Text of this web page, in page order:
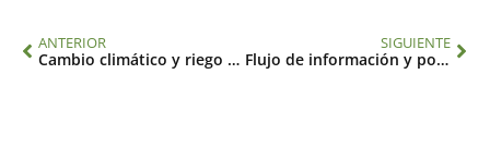
ANTERIOR
Cambio climático y riego en la agricultura: hacia una mejor comprensión de las fuerzas motoras y las retroacciones entre los tomadores de decisiones y el ambiente biofísico y sus impactos en el ciclo hidrológico y el uso de la tierra (SGP-HD 003)
SIGUIENTE
Flujo de información y política: uso de diagnósticos climáticos y pronósticos de ciclones para el manejo adaptativo de los recursos hídricos ante incertidumbres climáticas en el oeste de América del Norte (SGP-HD 005)